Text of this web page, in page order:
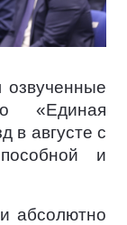
«Единая
в августе с
и
абсолютно